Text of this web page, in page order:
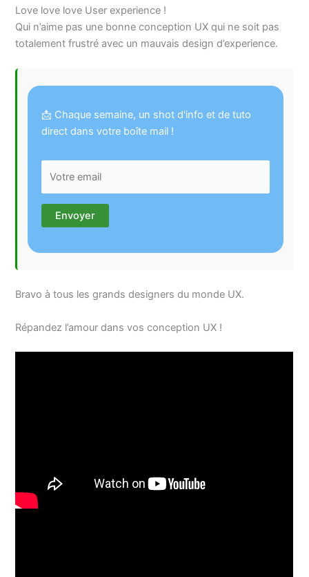
Love love love User experience !
Qui n’aime pas une bonne conception UX qui ne soit pas
totalement frustré avec un mauvais design d’experience.
📩 Chaque semaine, un shot d'info et de tuto
direct dans votre boîte mail !
Bravo à tous les grands designers du monde UX.
Répandez l’amour dans vos conception UX !